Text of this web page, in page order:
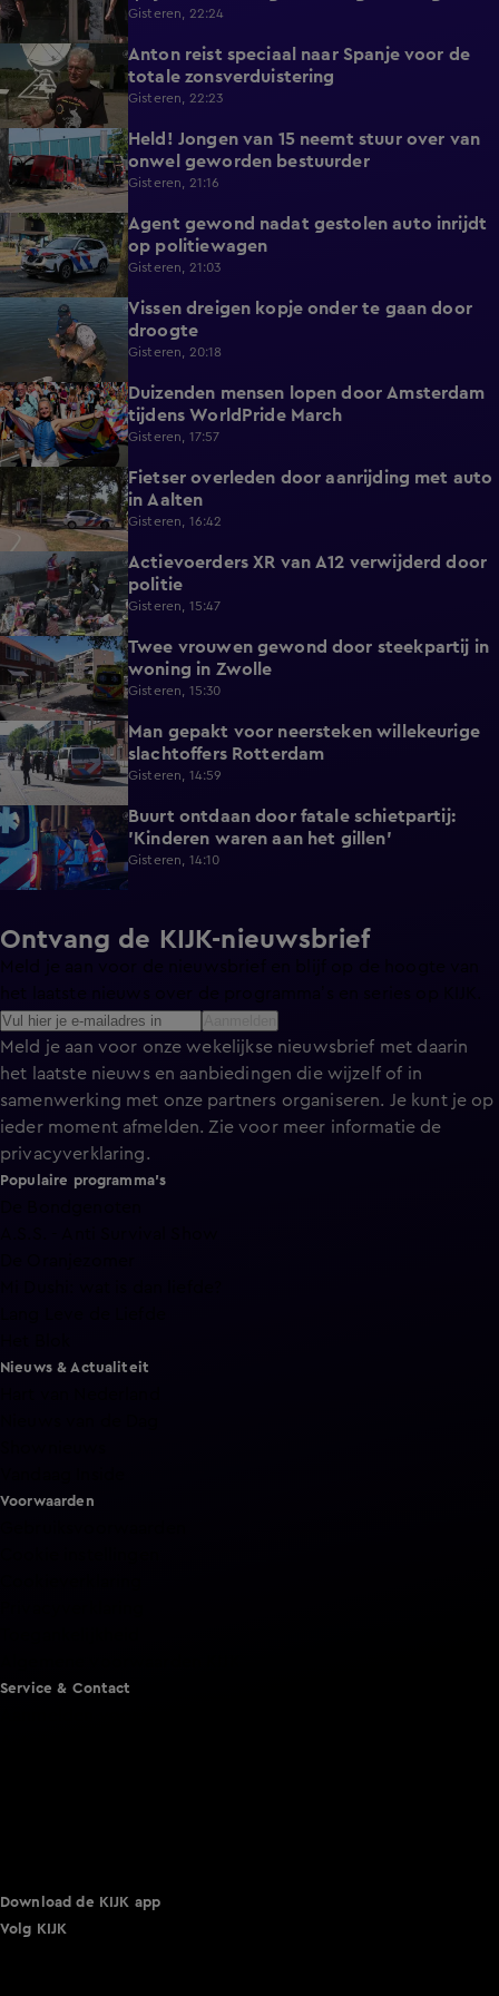
zicht op hulp
Gisteren, 22:24
1:42
Anton reist speciaal naar Spanje voor de
totale zonsverduistering
Gisteren, 22:23
0:30
Held! Jongen van 15 neemt stuur over van
onwel geworden bestuurder
Gisteren, 21:16
0:32
Agent gewond nadat gestolen auto inrijdt
op politiewagen
Gisteren, 21:03
1:20
Vissen dreigen kopje onder te gaan door
droogte
Gisteren, 20:18
0:31
Duizenden mensen lopen door Amsterdam
tijdens WorldPride March
Gisteren, 17:57
0:32
Fietser overleden door aanrijding met auto
in Aalten
Gisteren, 16:42
0:39
Actievoerders XR van A12 verwijderd door
politie
Gisteren, 15:47
0:45
Twee vrouwen gewond door steekpartij in
woning in Zwolle
Gisteren, 15:30
0:27
Man gepakt voor neersteken willekeurige
slachtoffers Rotterdam
Gisteren, 14:59
0:59
Buurt ontdaan door fatale schietpartij:
'Kinderen waren aan het gillen'
Gisteren, 14:10
Ontvang de KIJK-nieuwsbrief
Meld je aan voor onze wekelijkse nieuwsbrief met daarin
het laatste nieuws en aanbiedingen die wijzelf of in
samenwerking met onze partners organiseren. Je kunt je op
ieder moment afmelden. Zie voor meer informatie de
privacyverklaring.
Populaire programma's
Nieuws & Actualiteit
Voorwaarden
Service & Contact
Download de KIJK app
Volg KIJK